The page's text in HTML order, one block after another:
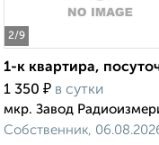
2/9
1-к квартира,
1 350 ₽ в сутки
мкр. Завод
Собственник,